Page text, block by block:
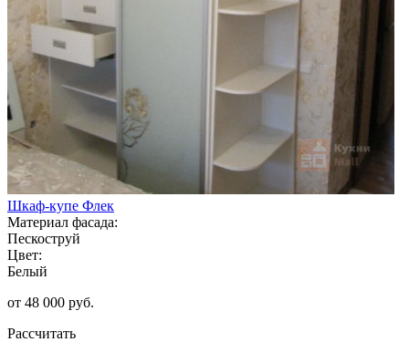
Шкаф-купе Флек
Материал фасада:
Пескоструй
Цвет:
Белый
от 48 000 руб.
Рассчитать